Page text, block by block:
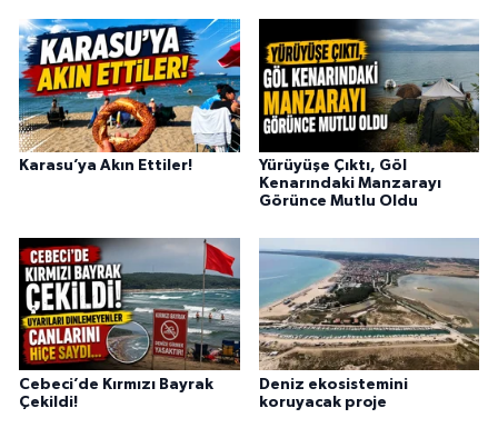
Karasu’ya Akın Ettiler!
Yürüyüşe Çıktı, Göl
Kenarındaki Manzarayı
Görünce Mutlu Oldu
Cebeci’de Kırmızı Bayrak
Çekildi!
Deniz ekosistemini
koruyacak proje